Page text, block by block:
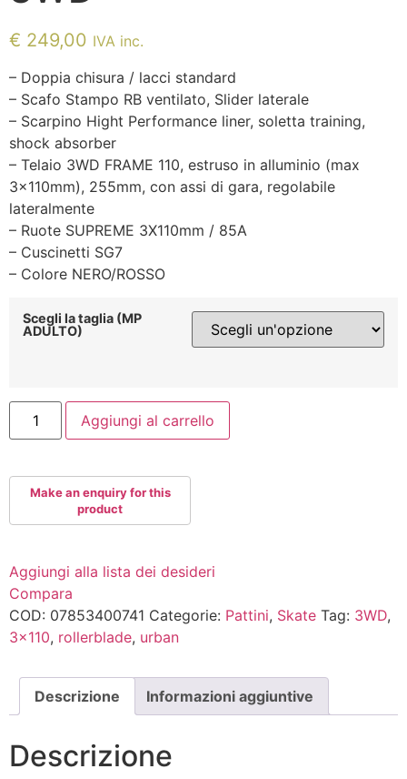
€ 249,00 IVA inc.
– Doppia chisura / lacci standard
– Scafo Stampo RB ventilato, Slider laterale
– Scarpino Hight Performance liner, soletta training,
shock absorber
– Telaio 3WD FRAME 110, estruso in alluminio (max
3x110mm), 255mm, con assi di gara, regolabile
lateralmente
– Ruote SUPREME 3X110mm / 85A
– Cuscinetti SG7
– Colore NERO/ROSSO
Scegli la taglia (MP
ADULTO)
ROLLERBLADE
3WD
Aggiungi al carrello
Aggiungi alla lista dei desideri
Compara
COD: 07853400741 Categorie: Pattini, Skate Tag: 3WD,
3x110, rollerblade, urban
Descrizione Informazioni aggiuntive
Descrizione